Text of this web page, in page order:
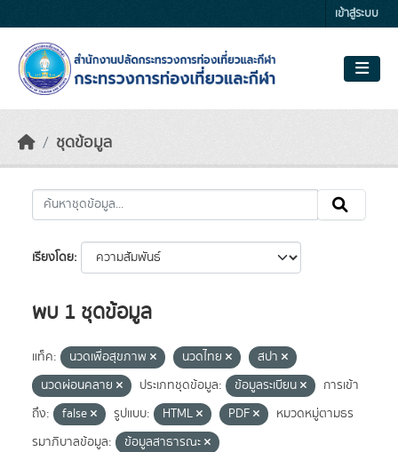
เข้าสู่ระบบ
ชุดข้อมูล
เรียงโดย
พบ 1 ชุดข้อมูล
แท็ค: นวดเพื่อสุขภาพ นวดไทย
สปา
นวดผ่อนคลาย
ประเภทชุดข้อมูล: ข้อมูลระเบียน
การเข้า
ถึง:
false รูปแบบ: HTML PDF
หมวดหมู่ตามธร
รมาภิบาลข้อมูล:
ข้อมูลสาธารณะ